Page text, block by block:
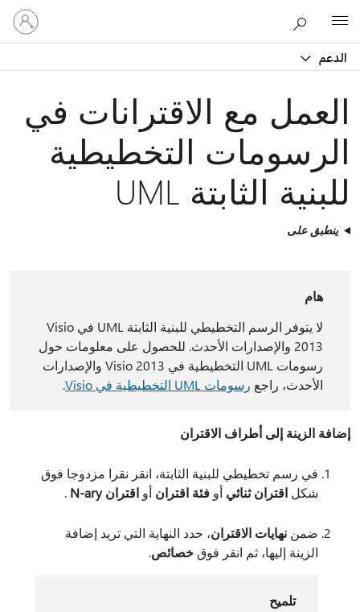
الدعم
تسجيل
الدخول
إلى
العمل مع الاقترانات في
الرسومات التخطيطية
للبنية الثابتة UML
ينطبق على
هام
لا يتوفر الرسم التخطيطي للبنية الثابتة UML في Visio
2013 والإصدارات الأحدث. للحصول على معلومات حول
رسومات UML التخطيطية في Visio 2013 والإصدارات
الأحدث، راجع رسومات UML التخطيطية في Visio .
إضافة الزينة إلى أطراف الاقتران
في رسم تخطيطي للبنية الثابتة، انقر نقرا مزدوجا فوق
شكل اقتران ثنائي أو فئة اقتران أو اقتران N-ary .
ضمن نهايات الاقتران، حدد النهاية التي تريد إضافة
الزينة إليها، ثم انقر فوق خصائص.
تلميح